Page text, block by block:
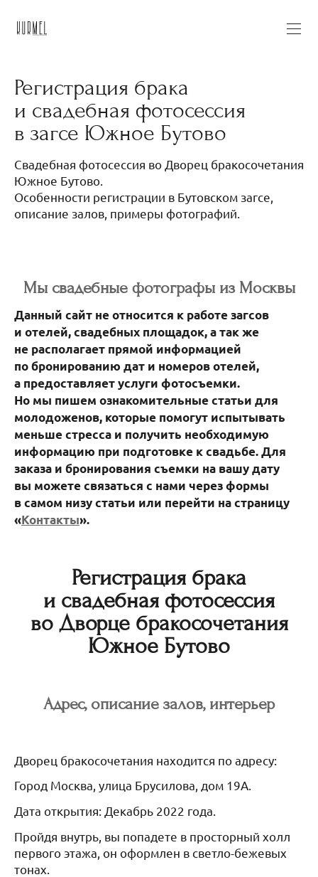
Регистрация брака
и свадебная фотосессия
в загсе Южное Бутово
Свадебная фотосессия во Дворец бракосочетания
Южное Бутово.
Особенности регистрации в Бутовском загсе,
описание залов, примеры фотографий.
Мы свадебные фотографы из Москвы
Данный сайт не относится к работе загсов
и отелей, свадебных площадок, а так же
не располагает прямой информацией
по бронированию дат и номеров отелей,
а предоставляет услуги фотосъемки.
Но мы пишем ознакомительные статьи для
молодоженов, которые помогут испытывать
меньше стресса и получить необходимую
информацию при подготовке к свадьбе. Для
заказа и бронирования съемки на вашу дату
вы можете связаться с нами через формы
в самом низу статьи или перейти на страницу
«Контакты».
Регистрация брака
и свадебная фотосессия
во Дворце бракосочетания
Южное Бутово
Адрес, описание залов, интерьер
Дворец бракосочетания находится по адресу:
Город Москва, улица Брусилова, дом 19А.
Дата открытия: Декабрь 2022 года.
Пройдя внутрь, вы попадете в просторный холл
первого этажа, он оформлен в светло-бежевых
тонах.